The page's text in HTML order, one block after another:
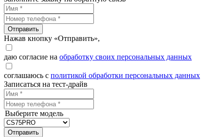
Отправить
Нажав кнопку «Отправить»,
даю согласие на обработку своих персональных данных
соглашаюсь с политикой обработки персональных данных
Записаться на тест-драйв
Выберите модель
Отправить